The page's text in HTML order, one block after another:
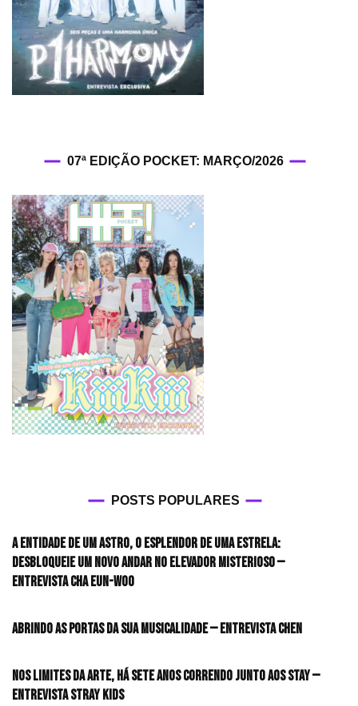
07ª EDIÇÃO POCKET: MARÇO/2026
POSTS POPULARES
A entidade de um astro, o esplendor de uma estrela:
desbloqueie um novo andar no elevador misterioso —
Entrevista CHA EUN-WOO
Abrindo as portas da sua musicalidade — Entrevista CHEN
Nos limites da arte, há sete anos correndo junto aos STAY —
Entrevista Stray Kids